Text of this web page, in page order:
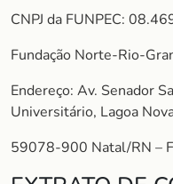
CNPJ da FUNPEC:
Fundação Norte-Rio-
Endereço: Av. Senador
Universitário, Lagoa
59078-900 Natal/RN –